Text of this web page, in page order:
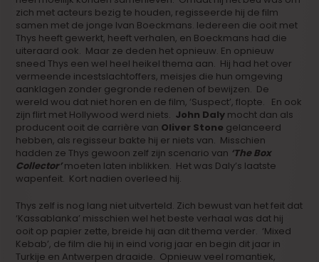
zich met acteurs bezig te houden, regisseerde hij de film
samen met de jonge Ivan Boeckmans. Iedereen die ooit met
Thys heeft gewerkt, heeft verhalen, en Boeckmans had die
uiteraard ook. Maar ze deden het opnieuw. En opnieuw
sneed Thys een wel heel heikel thema aan. Hij had het over
vermeende incestslachtoffers, meisjes die hun omgeving
aanklagen zonder gegronde redenen of bewijzen. De
wereld wou dat niet horen en de film, ‘Suspect’, flopte. En ook
zijn flirt met Hollywood werd niets. John Daly mocht dan als
producent ooit de carrière van Oliver Stone gelanceerd
hebben, als regisseur bakte hij er niets van. Misschien
hadden ze Thys gewoon zelf zijn scenario van ‘The Box
Collector’moeten laten inblikken. Het was Daly’s laatste
wapenfeit. Kort nadien overleed hij.
Thys zelf is nog lang niet uitverteld. Zich bewust van het feit dat
‘Kassablanka’ misschien wel het beste verhaal was dat hij
ooit op papier zette, breide hij aan dit thema verder. ‘Mixed
Kebab’, de film die hij in eind vorig jaar en begin dit jaar in
Turkije en Antwerpen draaide. Opnieuw veel romantiek,